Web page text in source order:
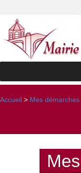
Accueil > Mes